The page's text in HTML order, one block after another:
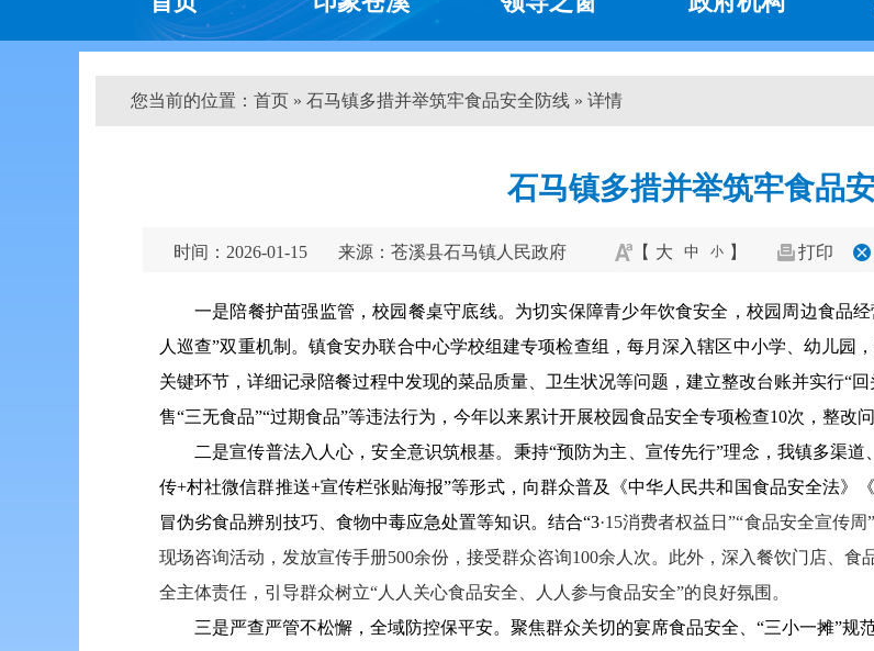
您当前的位置： 首页 » 石马镇多措并举筑牢食品安全防线 » 详情
石马镇多措并举筑牢食品
时间：2026-01-15 来源：苍溪县石马镇人民政府 【 大 中 小 】 打印
一是陪餐护苗强监管，校园餐桌守底线。为切实保障青少年饮食安全，校园周边食品
人巡查”双重机制。镇食安办联合中心学校组建专项检查组，每月深入辖区中小学、幼儿园
关键环节，详细记录陪餐过程中发现的菜品质量、卫生状况等问题，建立整改台账并实行“
售“三无食品”“过期食品”等违法行为，今年以来累计开展校园食品安全专项检查10次，整改
二是宣传普法入人心，安全意识筑根基。秉持“预防为主、宣传先行”理念，我镇多渠
传+村社微信群推送+宣传栏张贴海报”等形式，向群众普及《中华人民共和国食品安全法》
冒伪劣食品辨别技巧、食物中毒应急处置等知识。结合“3·15消费者权益日”“食品安全宣传
现场咨询活动，发放宣传手册500余份，接受群众咨询100余人次。此外，深入餐饮门店、
全主体责任，引导群众树立“人人关心食品安全、人人参与食品安全”的良好氛围。
三是严查严管不松懈，全域防控保平安。聚焦群众关切的宴席食品安全、“三小一摊”